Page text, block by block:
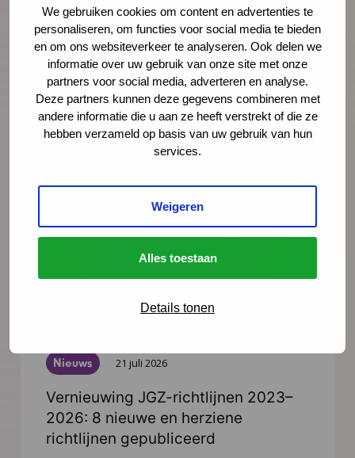
We gebruiken cookies om content en advertenties te
personaliseren, om functies voor social media te bieden
en om ons websiteverkeer te analyseren. Ook delen we
informatie over uw gebruik van onze site met onze
partners voor social media, adverteren en analyse.
Deze partners kunnen deze gegevens combineren met
andere informatie die u aan ze heeft verstrekt of die ze
hebben verzameld op basis van uw gebruik van hun
services.
Weigeren
Alles toestaan
Details tonen
naar rust, staan ze er alleen voor. Schiet
hen te hulp, noteert Igor Ivakic, directeur-
bestuurder van het Nederlands Centrum
Jeugdgezondheid.
Lees meer
Nieuws 21 juli 2026
Vernieuwing JGZ-richtlijnen 2023–
2026: 8 nieuwe en herziene
richtlijnen gepubliceerd